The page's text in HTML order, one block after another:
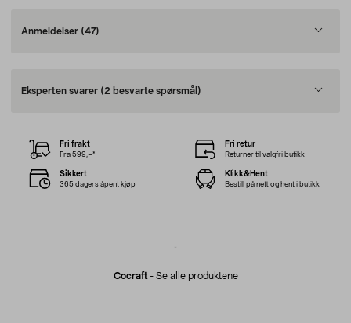
Anmeldelser (47)
Eksperten svarer (2 besvarte spørsmål)
Cocraft- Se alle produktene
Fri frakt
Fra 599,–*
Fri retur
Returner til valgfri butikk
Sikkert
365 dagers åpent kjøp
Klikk&Hent
Bestill på nett og hent i butikk